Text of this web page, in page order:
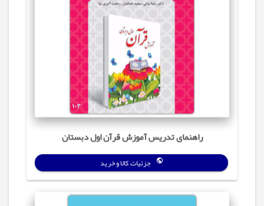
راهنمای تدریس آموزش قرآن اول دبستان
جزئیات کالا و خرید